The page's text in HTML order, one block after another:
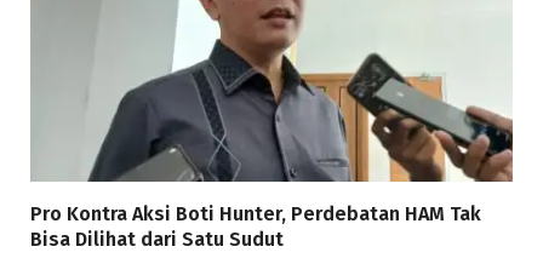
Pro Kontra Aksi Boti Hunter, Perdebatan HAM Tak
Bisa Dilihat dari Satu Sudut